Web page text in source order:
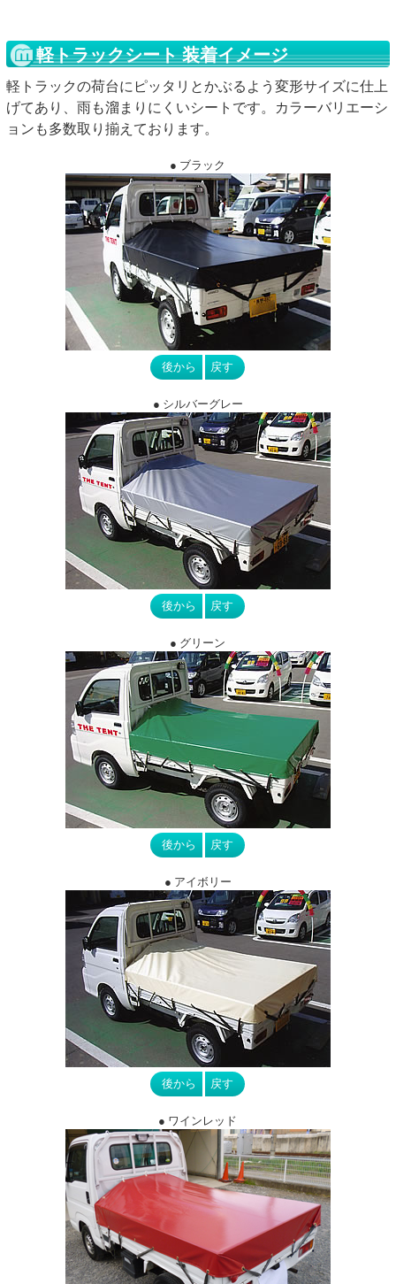
軽トラックシート 装着イメージ
軽トラックの荷台にピッタリとかぶるよう変形サイズに仕上
げてあり、雨も溜まりにくいシートです。カラーバリエーシ
ョンも多数取り揃えております。
● ブラック
● シルバーグレー
● グリーン
● アイボリー
● ワインレッド